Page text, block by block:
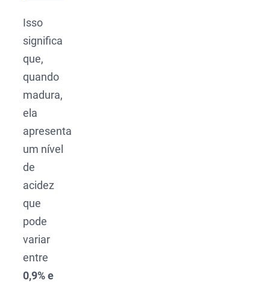
Isso
significa
que,
quando
madura,
ela
apresenta
um nível
de
acidez
que
pode
variar
entre
0,9% e